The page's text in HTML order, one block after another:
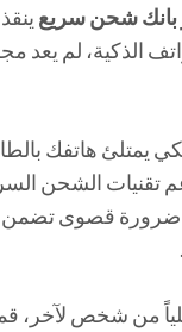
بانك شحن سريع
الذكية، لم
يمتلئ هاتفك
من شخص لآخر،